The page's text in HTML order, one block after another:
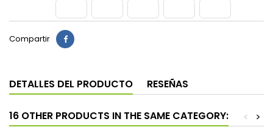
Compartir
DETALLES DEL PRODUCTO RESEÑAS
16 OTHER PRODUCTS IN THE SAME CATEGORY: >
<